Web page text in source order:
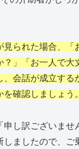
見られた場合、「
」「お一人で大
、会話が成立する
確認しましょう。
申し訳ございませ
しましたので、ご